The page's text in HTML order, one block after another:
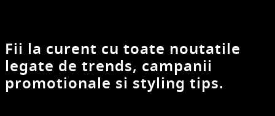
Fii la curent cu toate noutatile
legate de trends, campanii
promotionale si styling tips.